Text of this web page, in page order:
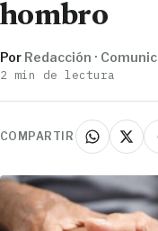
hombro
Por Redacción ·
2 min de lectura
COMPARTIR